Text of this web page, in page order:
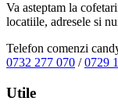
Va asteptam la
locatiile, adresele si
Telefon comenzi
0732 277 070 /0729
Utile